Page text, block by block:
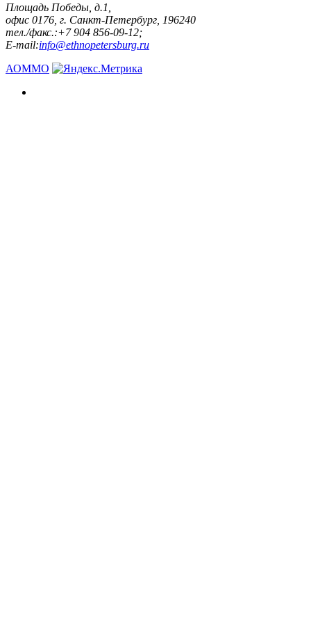
Площадь Победы, д.1,
офис 0176, г. Санкт-Петербург, 196240
тел./факс.:+7 904 856-09-12;
E-mail:info@ethnopetersburg.ru
АОММО